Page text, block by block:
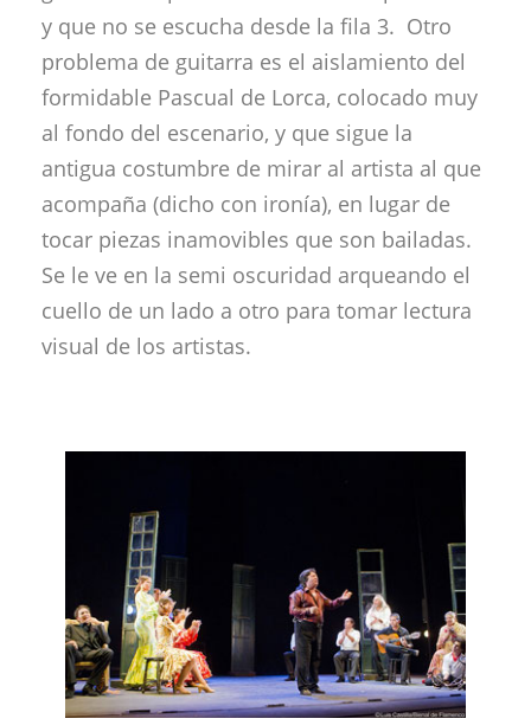
y que no se escucha desde la fila 3. Otro
problema de guitarra es el aislamiento del
formidable Pascual de Lorca, colocado muy
al fondo del escenario, y que sigue la
antigua costumbre de mirar al artista al que
acompaña (dicho con ironía), en lugar de
tocar piezas inamovibles que son bailadas.
Se le ve en la semi oscuridad arqueando el
cuello de un lado a otro para tomar lectura
visual de los artistas.